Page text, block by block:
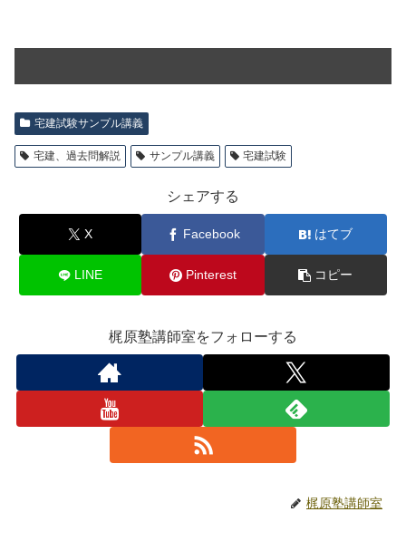
宅建試験サンプル講義
宅建、過去問解説 サンプル講義 宅建試験
シェアする
X Facebook はてブ
LINE Pinterest コピー
梶原塾講師室をフォローする
梶原塾講師室